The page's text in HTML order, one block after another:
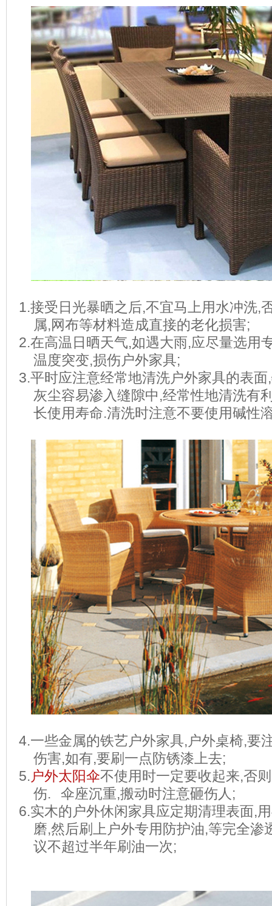
1.接受日光暴晒之后,不宜马上用水冲洗,
属,网布等材料造成直接的老化损害;
2.在高温日晒天气,如遇大雨,应尽量选用
温度突变,损伤户外家具;
3.平时应注意经常地清洗户外家具的表面,
灰尘容易渗入缝隙中,经常性地清洗有
长使用寿命.清洗时注意不要使用碱性
4.一些金属的铁艺户外家具, 户外桌椅,要
伤害,如有,要刷一点防锈漆上去;
5. 户外太阳伞不使用时一定要收起来,否
伤. 伞座沉重,搬动时注意砸伤人 ;
6.实木的户外休闲家具应定期清理表面,
磨,然后刷上户外专用防护油,等完全渗
议不超过半年刷油一次;